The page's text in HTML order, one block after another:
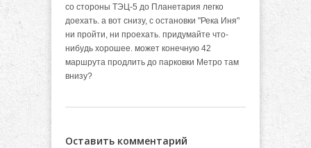
со стороны ТЭЦ-5 до Планетария легко
доехать. а вот снизу, с остановки "Река Иня"
ни пройти, ни проехать. придумайте что-
нибудь хорошее. может конечную 42
маршрута продлить до парковки Метро там
внизу?
Оставить комментарий